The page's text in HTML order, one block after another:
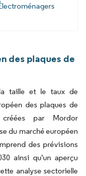
des plaques de
taille et le taux de
des plaques de
par Mordor
du marché européen
des prévisions
ainsi qu'un aperçu
analyse sectorielle